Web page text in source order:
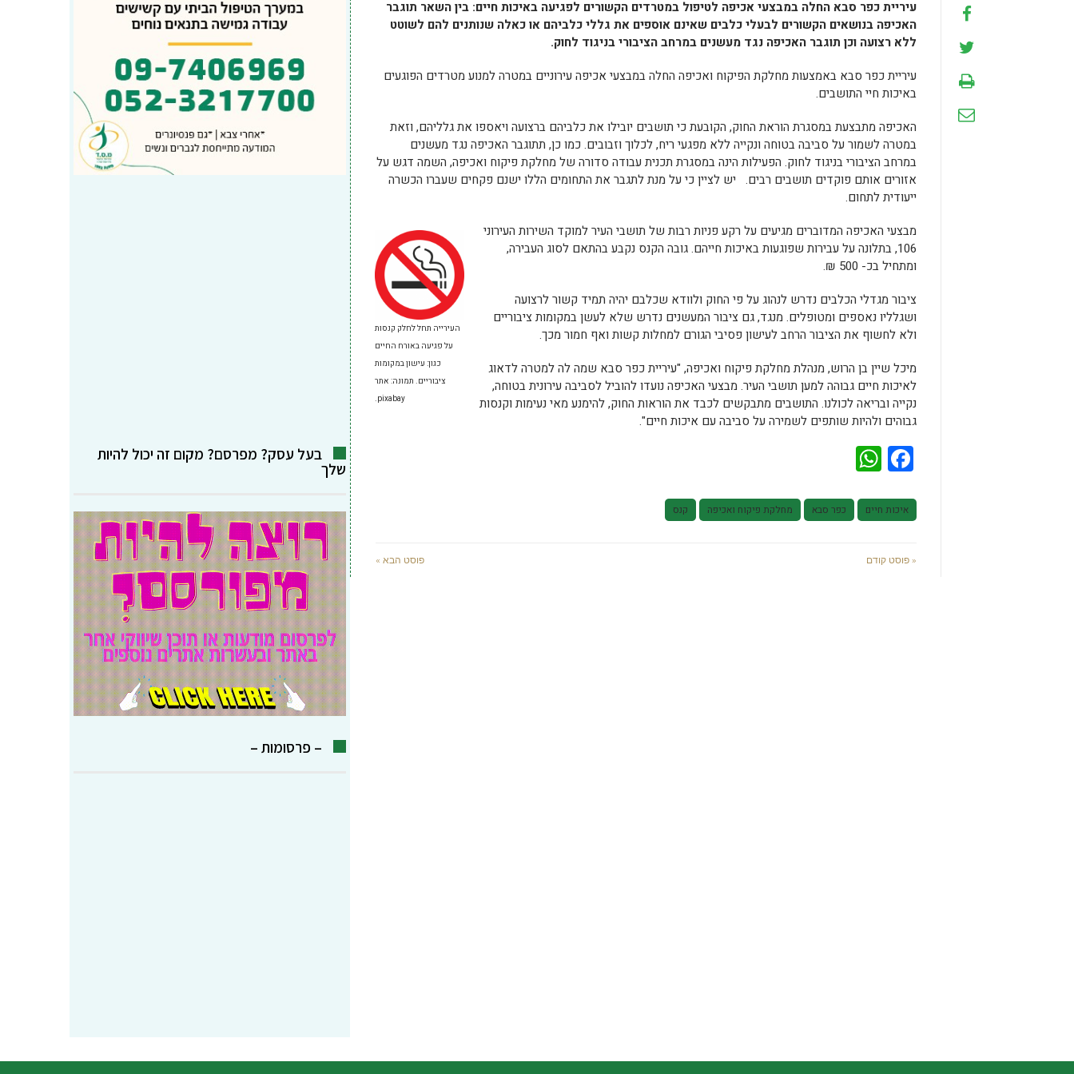
עיריית כפר סבא החלה במבצעי אכיפה לטיפול במטרדים הקשורים לפגיעה באיכות חיים:בין השאר תוגבר
האכיפה בנושאים הקשורים לבעלי כלבים שאינם אוספים את גללי כלביהם או כאלה שנותנים להם לשוטט
ללא רצועה וכן תוגבר האכיפה נגד מעשנים במרחב הציבורי בניגוד לחוק.
עיריית כפר סבא באמצעות מחלקת הפיקוח ואכיפה החלה במבצעי אכיפה עירוניים במטרה למנוע מטרדים הפוגעים
באיכות חיי התושבים.
האכיפה מתבצעת במסגרת הוראת החוק, הקובעת כי תושבים יובילו את כלביהם ברצועה ויאספו את גלליהם, וזאת
במטרה לשמור על סביבה בטוחה ונקייה ללא מפגעי ריח, לכלוך וזבובים. כמו כן, תתוגבר האכיפה נגד מעשנים
במרחב הציבורי בניגוד לחוק. הפעילות הינה במסגרת תכנית עבודה סדורה של מחלקת פיקוח ואכיפה, השמה דגש על
אזורים אותם פוקדים תושבים רבים. יש לציין כי על מנת לתגבר את התחומים הללו ישנם פקחים שעברו הכשרה
ייעודית לתחום.
העירייה תחל לחלק קנסות
על פגיעה באורח החיים
כגון: עישון במקומות
ציבוריים. תמונה: אתר
pixabay.
מבצעי האכיפה המדוברים מגיעים על רקע פניות רבות של תושבי העיר למוקד השירות העירוני
106, בתלונה על עבירות שפוגעות באיכות חייהם. גובה הקנס נקבע בהתאם לסוג העבירה,
ומתחיל בכ- 500 ₪.
ציבור מגדלי הכלבים נדרש לנהוג על פי החוק ולוודא שכלבם יהיה תמיד קשור לרצועה
ושגלליו נאספים ומטופלים. מנגד, גם ציבור המעשנים נדרש שלא לעשן במקומות ציבוריים
ולא לחשוף את הציבור הרחב לעישון פסיבי הגורם למחלות קשות ואף חמור מכך.
מיכל שיין בן הרוש, מנהלת מחלקת פיקוח ואכיפה, "עיריית כפר סבא שמה לה למטרה לדאוג
לאיכות חיים גבוהה למען תושבי העיר. מבצעי האכיפה נועדו להוביל לסביבה עירונית בטוחה,
נקייה ובריאה לכולנו. התושבים מתבקשים לכבד את הוראות החוק, להימנע מאי נעימות וקנסות
גבוהים ולהיות שותפים לשמירה על סביבה עם איכות חיים".
Facebook
איכות חיים כפר סבא מחלקת פיקוח ואכיפה קנס
« פוסט קודם פוסט הבא »
בעל עסק? מפרסם? מקום זה יכול להיות
שלך
– פרסומות –